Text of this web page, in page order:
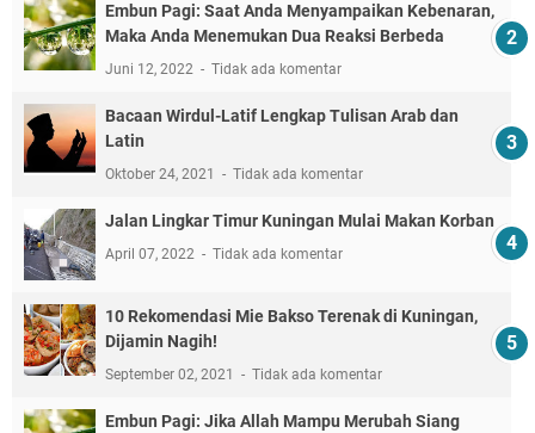
Embun Pagi: Saat Anda Menyampaikan Kebenaran,
Maka Anda Menemukan Dua Reaksi Berbeda
Juni 12, 2022 Tidak ada komentar
Bacaan Wirdul-Latif Lengkap Tulisan Arab dan
Latin
Oktober 24, 2021 Tidak ada komentar
Jalan Lingkar Timur Kuningan Mulai Makan Korban
April 07, 2022 Tidak ada komentar
10 Rekomendasi Mie Bakso Terenak di Kuningan,
Dijamin Nagih!
September 02, 2021 Tidak ada komentar
Embun Pagi: Jika Allah Mampu Merubah Siang